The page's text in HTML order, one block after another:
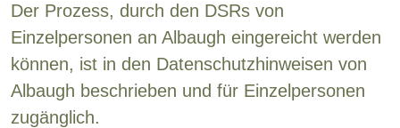
Der Prozess, durch den DSRs von
Einzelpersonen an Albaugh eingereicht werden
können, ist in den Datenschutzhinweisen von
Albaugh beschrieben und für Einzelpersonen
zugänglich.